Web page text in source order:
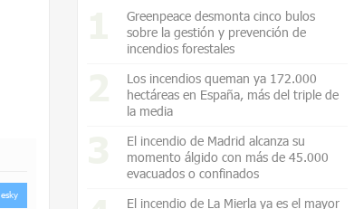
Greenpeace desmonta cinco bulos
sobre la gestión y prevención de
incendios forestales
Los incendios queman ya 172.000
hectáreas en España, más del triple de
la media
El incendio de Madrid alcanza su
momento álgido con más de 45.000
evacuados o confinados
El incendio de La Mierla ya es el mayor